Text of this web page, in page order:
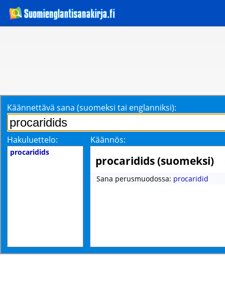
Käännettävä sana (suomeksi tai englanniksi):
Hakuluettelo: Käännös:
procaridids
procaridids (suomeksi)
Sana perusmuodossa: procaridid